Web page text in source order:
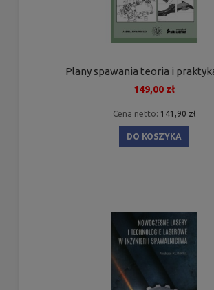
Plany spawania teoria i
149,00 zł
Cena netto: 141,90 zł
DO KOSZYKA